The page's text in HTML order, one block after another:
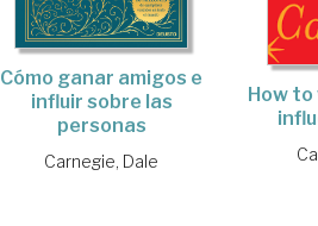
Cómo ganar amigos e
influir sobre las
personas
Carnegie, Dale
How